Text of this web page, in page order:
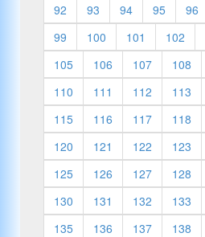
92
93 94 95 96
99
100 101 102
105
106 107 108
110
111 112 113
115
116 117 118
120
121 122 123
125
126 127 128
130
131 132 133
135
136 137 138